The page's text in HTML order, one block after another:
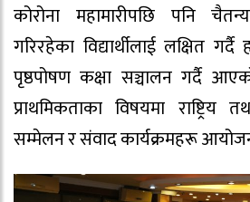
कोरोना महामारीपछि पनि
गरिरहेका विद्यार्थीलाई लक्षित
पृष्ठपोषण कक्षा सञ्चालन गर्दै
प्राथमिकताका विषयमा राष्ट्रिय
सम्मेलन र संवाद कार्यक्रमहरू